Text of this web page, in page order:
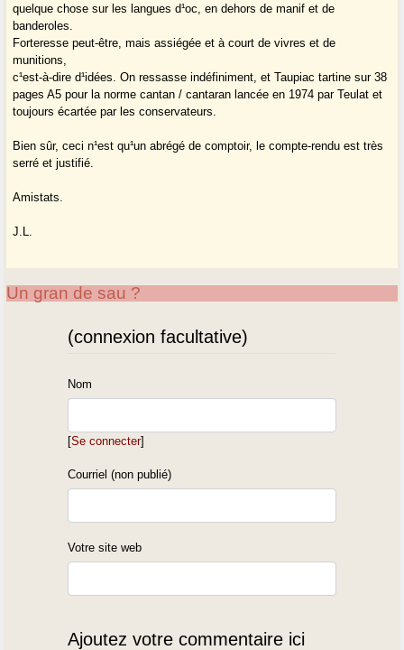
quelque chose sur les langues d¹oc, en dehors de manif et de
banderoles.
Forteresse peut-être, mais assiégée et à court de vivres et de
munitions,
c¹est-à-dire d¹idées. On ressasse indéfiniment, et Taupiac tartine sur 38
pages A5 pour la norme cantan / cantaran lancée en 1974 par Teulat et
toujours écartée par les conservateurs.
Bien sûr, ceci n¹est qu¹un abrégé de comptoir, le compte-rendu est très
serré et justifié.
Amistats.
J.L.
Un gran de sau ?
(connexion facultative)
Nom
[Se connecter]
Courriel (non publié)
Votre site web
Ajoutez votre commentaire ici